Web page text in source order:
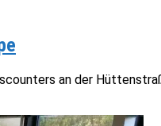
an der